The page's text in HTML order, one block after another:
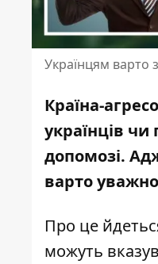
Українцям варто
Країна-
українців чи
допомозі.
варто
Про це
можуть